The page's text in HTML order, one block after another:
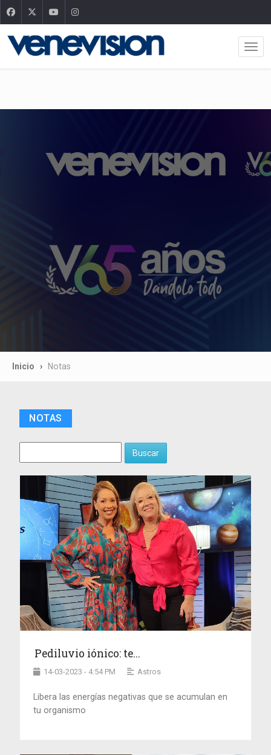
Inicio Notas
NOTAS
Buscar
Pediluvio iónico: te...
14-03-2023 - 4:54 PM Astros
Libera las energías negativas que se acumulan en
tu organismo